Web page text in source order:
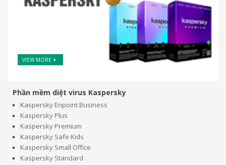
VIEW MORE
Phần mềm diệt virus Kaspersky
Kaspersky Enpoint Business
Kaspersky Plus
Kaspersky Premium
Kaspersky Safe Kids
Kaspersky Small Office
Kaspersky Standard